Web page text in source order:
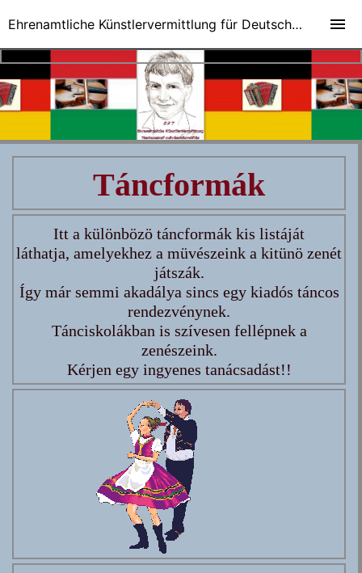
Táncformák
Itt a különbözö táncformák kis listáját
láthatja, amelyekhez a müvészeink a kitünö zenét
játszák.
Így már semmi akadálya sincs egy kiadós táncos
rendezvénynek.
Tánciskolákban is szívesen fellépnek a
zenészeink.
Kérjen egy ingyenes tanácsadást!!
Ehrenamtliche Künstlervermittlung für Deutsch-Ungarische Veranstaltungen